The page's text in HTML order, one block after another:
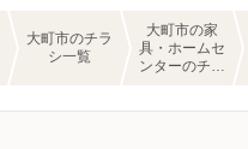
大町市のチラ
シ一覧
大町市の家
具・ホームセ
ンターのチラ